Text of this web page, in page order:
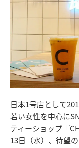
日本1号店として
若い女性を中心に
ティーショップ『
13日（水）、待望